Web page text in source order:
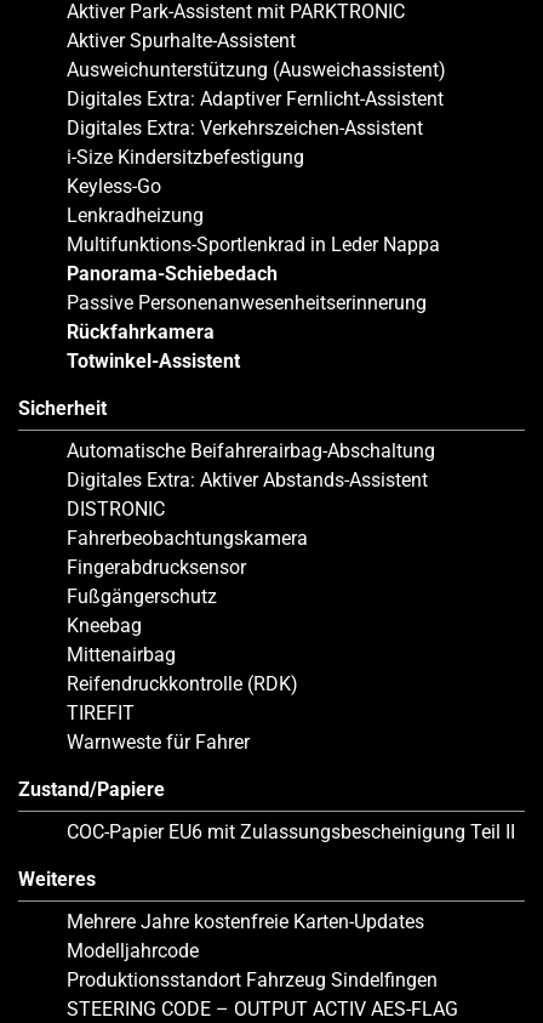
Aktiver Park-Assistent mit PARKTRONIC
Aktiver Spurhalte-Assistent
Ausweichunterstützung (Ausweichassistent)
Digitales Extra: Adaptiver Fernlicht-Assistent
Digitales Extra: Verkehrszeichen-Assistent
i-Size Kindersitzbefestigung
Keyless-Go
Lenkradheizung
Multifunktions-Sportlenkrad in Leder Nappa
Panorama-Schiebedach
Passive Personenanwesenheitserinnerung
Rückfahrkamera
Totwinkel-Assistent
Sicherheit
Automatische Beifahrerairbag-Abschaltung
Digitales Extra: Aktiver Abstands-Assistent
DISTRONIC
Fahrerbeobachtungskamera
Fingerabdrucksensor
Fußgängerschutz
Kneebag
Mittenairbag
Reifendruckkontrolle (RDK)
TIREFIT
Warnweste für Fahrer
Zustand/Papiere
COC-Papier EU6 mit Zulassungsbescheinigung Teil II
Weiteres
Mehrere Jahre kostenfreie Karten-Updates
Modelljahrcode
Produktionsstandort Fahrzeug Sindelfingen
STEERING CODE – OUTPUT ACTIV AES-FLAG